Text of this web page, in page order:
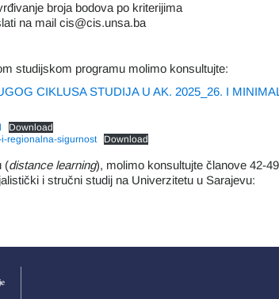
broja bodova po kriterijima
na mail cis@cis.unsa.ba
studijskom programu molimo konsultujte:
CIKLUSA STUDIJA U AK. 2025_26. I
Download
regionalna-sigurnost
Download
(distance learning), molimo konsultujte članove 42-
i stručni studij na Univerzitetu u Sarajevu: